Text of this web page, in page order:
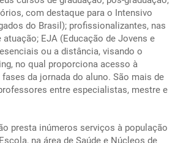
com destaque para o Intensivo
do Brasil); profissionalizantes, nas
EJA (Educação de Jovens e
ou a distância, visando o
, no qual proporciona acesso à
da jornada do aluno. São mais de
entre especialistas, mestre e
presta inúmeros serviços à população
na área de Saúde e Núcleos de